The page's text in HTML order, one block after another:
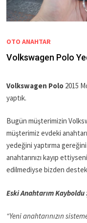
OTO ANAHTAR
Volkswagen Polo
Volkswagen Polo 2015
yaptık.
Bugün müşterimizin
müşterimiz evdeki
yedeğini yaptırma
anahtarınızı kayıp
edilmediyse bizden
Eski Anahtarım Kayboldu
“Yeni anahtarınızın